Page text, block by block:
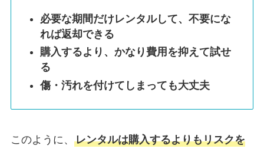
必要な期間だけレンタルして、不要にな
れば返却できる
購入するより、かなり費用を抑えて試せ
る
傷・汚れを付けてしまっても大丈夫
このように、 レンタルは購入するよりもリスクを